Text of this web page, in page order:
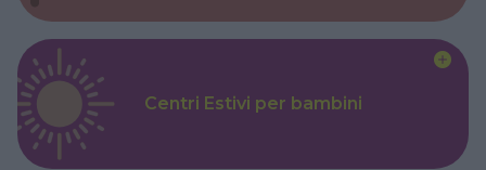
Centri Estivi per bambini